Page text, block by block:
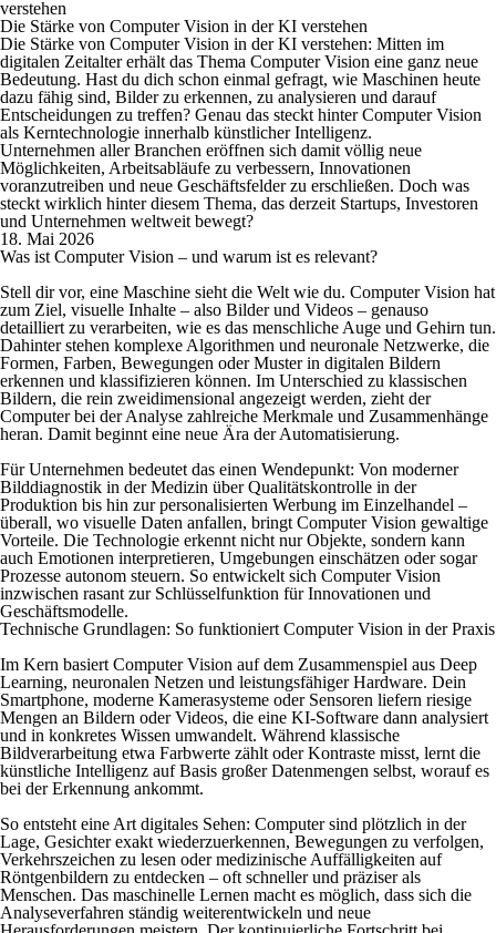
verstehen
Die Stärke von Computer Vision in der KI verstehen
Die Stärke von Computer Vision in der KI verstehen: Mitten im
digitalen Zeitalter erhält das Thema Computer Vision eine ganz neue
Bedeutung. Hast du dich schon einmal gefragt, wie Maschinen heute
dazu fähig sind, Bilder zu erkennen, zu analysieren und darauf
Entscheidungen zu treffen? Genau das steckt hinter Computer Vision
als Kerntechnologie innerhalb künstlicher Intelligenz.
Unternehmen aller Branchen eröffnen sich damit völlig neue
Möglichkeiten, Arbeitsabläufe zu verbessern, Innovationen
voranzutreiben und neue Geschäftsfelder zu erschließen. Doch was
steckt wirklich hinter diesem Thema, das derzeit Startups, Investoren
und Unternehmen weltweit bewegt?
18. Mai 2026
Was ist Computer Vision – und warum ist es relevant?
Stell dir vor, eine Maschine sieht die Welt wie du. Computer Vision hat
zum Ziel, visuelle Inhalte – also Bilder und Videos – genauso
detailliert zu verarbeiten, wie es das menschliche Auge und Gehirn tun.
Dahinter stehen komplexe Algorithmen und neuronale Netzwerke, die
Formen, Farben, Bewegungen oder Muster in digitalen Bildern
erkennen und klassifizieren können. Im Unterschied zu klassischen
Bildern, die rein zweidimensional angezeigt werden, zieht der
Computer bei der Analyse zahlreiche Merkmale und Zusammenhänge
heran. Damit beginnt eine neue Ära der Automatisierung.
Für Unternehmen bedeutet das einen Wendepunkt: Von moderner
Bilddiagnostik in der Medizin über Qualitätskontrolle in der
Produktion bis hin zur personalisierten Werbung im Einzelhandel –
überall, wo visuelle Daten anfallen, bringt Computer Vision gewaltige
Vorteile. Die Technologie erkennt nicht nur Objekte, sondern kann
auch Emotionen interpretieren, Umgebungen einschätzen oder sogar
Prozesse autonom steuern. So entwickelt sich Computer Vision
inzwischen rasant zur Schlüsselfunktion für Innovationen und
Geschäftsmodelle.
Technische Grundlagen: So funktioniert Computer Vision in der Praxis
Im Kern basiert Computer Vision auf dem Zusammenspiel aus Deep
Learning, neuronalen Netzen und leistungsfähiger Hardware. Dein
Smartphone, moderne Kamerasysteme oder Sensoren liefern riesige
Mengen an Bildern oder Videos, die eine KI-Software dann analysiert
und in konkretes Wissen umwandelt. Während klassische
Bildverarbeitung etwa Farbwerte zählt oder Kontraste misst, lernt die
künstliche Intelligenz auf Basis großer Datenmengen selbst, worauf es
bei der Erkennung ankommt.
So entsteht eine Art digitales Sehen: Computer sind plötzlich in der
Lage, Gesichter exakt wiederzuerkennen, Bewegungen zu verfolgen,
Verkehrszeichen zu lesen oder medizinische Auffälligkeiten auf
Röntgenbildern zu entdecken – oft schneller und präziser als
Menschen. Das maschinelle Lernen macht es möglich, dass sich die
Analyseverfahren ständig weiterentwickeln und neue